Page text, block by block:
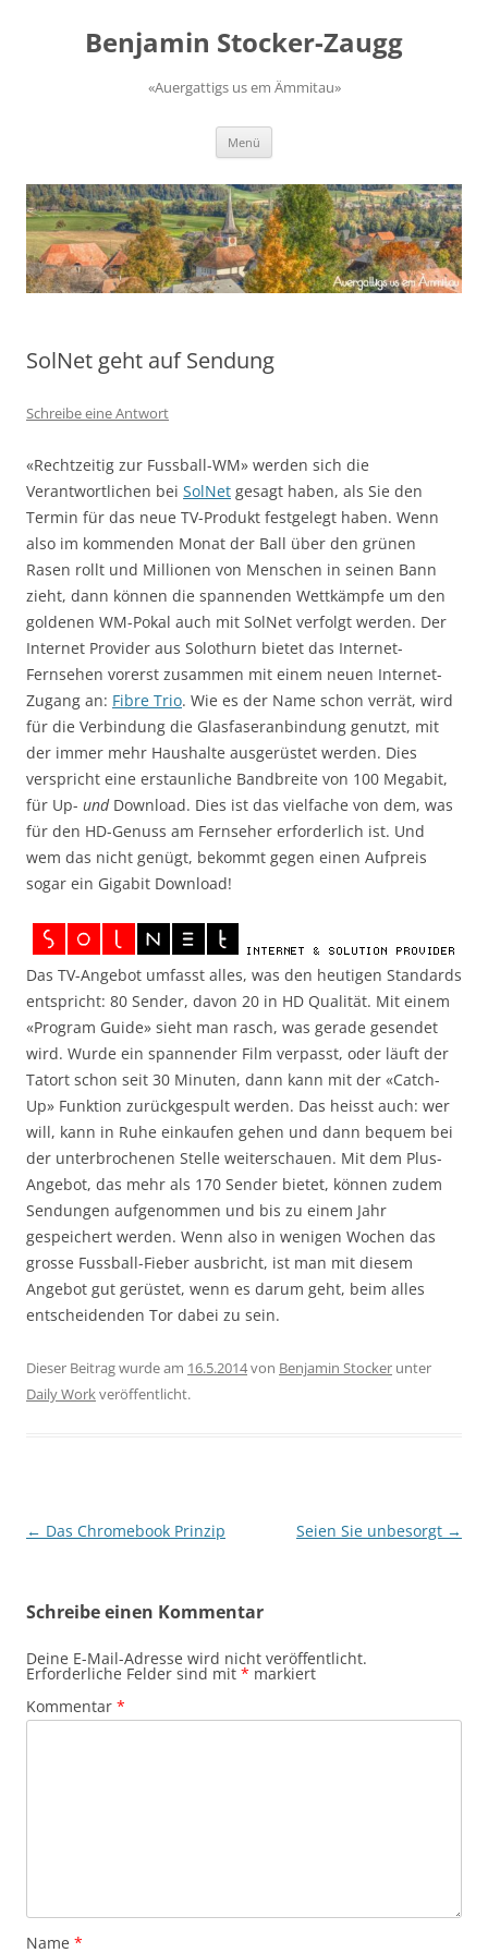
springenBenjamin Stocker-Zaugg
«Auergattigs us em Ämmitau»
Menü
SolNet geht auf Sendung
Schreibe eine Antwort
«Rechtzeitig zur Fussball-WM» werden sich die
Verantwortlichen bei SolNet gesagt haben, als Sie den
Termin für das neue TV-Produkt festgelegt haben. Wenn
also im kommenden Monat der Ball über den grünen
Rasen rollt und Millionen von Menschen in seinen Bann
zieht, dann können die spannenden Wettkämpfe um den
goldenen WM-Pokal auch mit SolNet verfolgt werden. Der
Internet Provider aus Solothurn bietet das Internet-
Fernsehen vorerst zusammen mit einem neuen Internet-
Zugang an: Fibre Trio. Wie es der Name schon verrät, wird
für die Verbindung die Glasfaseranbindung genutzt, mit
der immer mehr Haushalte ausgerüstet werden. Dies
verspricht eine erstaunliche Bandbreite von 100 Megabit,
für Up- undDownload. Dies ist das vielfache von dem, was
für den HD-Genuss am Fernseher erforderlich ist. Und
wem das nicht genügt, bekommt gegen einen Aufpreis
sogar ein Gigabit Download!
Das TV-Angebot umfasst alles, was den heutigen Standards
entspricht: 80 Sender, davon 20 in HD Qualität. Mit einem
«Program Guide» sieht man rasch, was gerade gesendet
wird. Wurde ein spannender Film verpasst, oder läuft der
Tatort schon seit 30 Minuten, dann kann mit der «Catch-
Up» Funktion zurückgespult werden. Das heisst auch: wer
will, kann in Ruhe einkaufen gehen und dann bequem bei
der unterbrochenen Stelle weiterschauen. Mit dem Plus-
Angebot, das mehr als 170 Sender bietet, können zudem
Sendungen aufgenommen und bis zu einem Jahr
gespeichert werden. Wenn also in wenigen Wochen das
grosse Fussball-Fieber ausbricht, ist man mit diesem
Angebot gut gerüstet, wenn es darum geht, beim alles
entscheidenden Tor dabei zu sein.
Dieser Beitrag wurde am 16.5.2014von Benjamin Stocker unter
Daily Workveröffentlicht.
Beitragsnavigation
← Das Chromebook Prinzip Seien Sie unbesorgt →
Schreibe einen Kommentar
Deine E-Mail-Adresse wird nicht veröffentlicht.
Erforderliche Felder sind mit * markiert
Kommentar *
Name *